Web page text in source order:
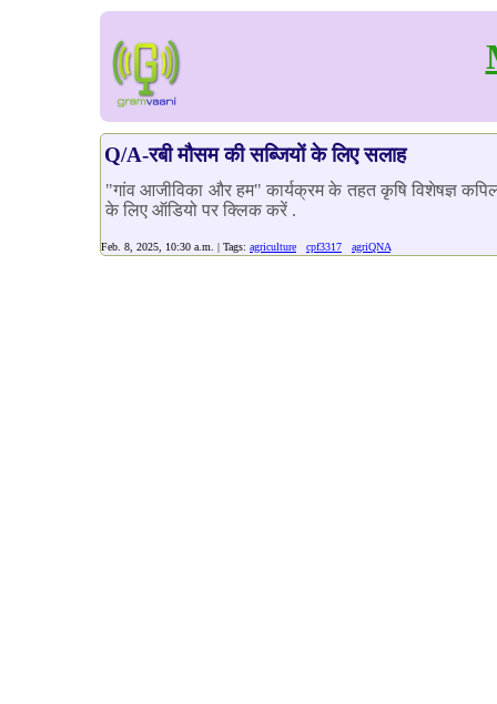
Q/A-रबी मौसम की सब्जियों के लिए सलाह
"गांव आजीविका और हम" कार्यक्रम के तहत कृषि विशेषज्ञ कपिल
के लिए ऑडियो पर क्लिक करें .
Feb. 8, 2025, 10:30 a.m. | Tags: agriculture cpf3317 agriQNA